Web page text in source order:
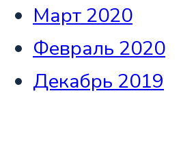
Март 2020
Февраль 2020
Декабрь 2019